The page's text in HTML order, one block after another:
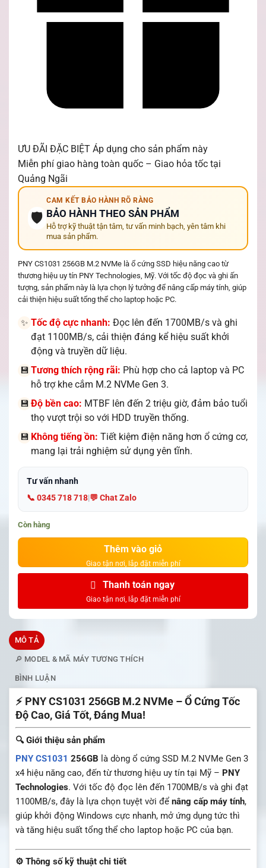
ƯU ĐÃI ĐẶC BIỆT Áp dụng cho sản phẩm này
Miễn phí giao hàng toàn quốc – Giao hỏa tốc tại
Quảng Ngãi
🛡️
CAM KẾT BẢO HÀNH RÕ RÀNG
BẢO HÀNH THEO SẢN PHẨM
Hỗ trợ kỹ thuật tận tâm, tư vấn minh bạch, yên tâm khi
mua sản phẩm.
PNY CS1031 256GB M.2 NVMe là ổ cứng SSD hiệu năng cao từ
thương hiệu uy tín PNY Technologies, Mỹ. Với tốc độ đọc và ghi ấn
tượng, sản phẩm này là lựa chọn lý tưởng để nâng cấp máy tính, giúp
cải thiện hiệu suất tổng thể cho laptop hoặc PC.
✨ Tốc độ cực nhanh: Đọc lên đến 1700MB/s và ghi
đạt 1100MB/s, cải thiện đáng kể hiệu suất khởi
động và truyền dữ liệu.
💾 Tương thích rộng rãi: Phù hợp cho cả laptop và PC
hỗ trợ khe cắm M.2 NVMe Gen 3.
💾 Độ bền cao: MTBF lên đến 2 triệu giờ, đảm bảo tuổi
thọ vượt trội so với HDD truyền thống.
💾 Không tiếng ồn: Tiết kiệm điện năng hơn ổ cứng cơ,
mang lại trải nghiệm sử dụng yên tĩnh.
Tư vấn nhanh
📞 0345 718 718|💬 Chat Zalo
Còn hàng
Thêm vào giỏ
Thanh toán ngay
MÔ TẢ
🔎 MODEL & MÃ MÁY TƯƠNG THÍCH
BÌNH LUẬN
⚡ PNY CS1031 256GB M.2 NVMe – Ổ Cứng Tốc
Độ Cao, Giá Tốt, Đáng Mua!
🔍 Giới thiệu sản phẩm
PNY CS1031 256GB là dòng ổ cứng SSD M.2 NVMe Gen 3
x4 hiệu năng cao, đến từ thương hiệu uy tín tại Mỹ – PNY
Technologies. Với tốc độ đọc lên đến 1700MB/s và ghi đạt
1100MB/s, đây là lựa chọn tuyệt vời để nâng cấp máy tính,
giúp khởi động Windows cực nhanh, mở ứng dụng tức thì
và tăng hiệu suất tổng thể cho laptop hoặc PC của bạn.
⚙️ Thông số kỹ thuật chi tiết